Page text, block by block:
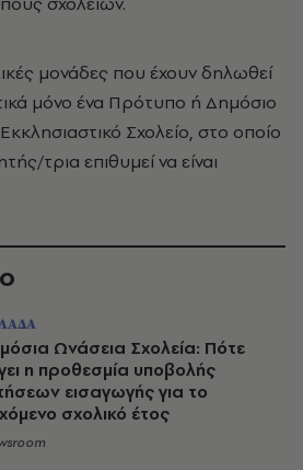
μονάδες που έχουν δηλωθεί
μόνο ένα Πρότυπο ή Δημόσιο
Σχολείο, στο οποίο
τρια επιθυμεί να είναι
Ωνάσεια Σχολεία: Πότε
η προθεσμία υποβολής
εισαγωγής για το
σχολικό έτος